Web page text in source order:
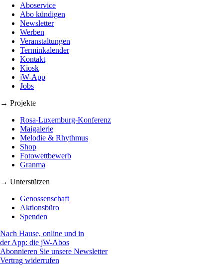
Aboservice
Abo kündigen
Newsletter
Werben
Veranstaltungen
Terminkalender
Kontakt
Kiosk
jW-App
Jobs
→ Projekte
Rosa-Luxemburg-Konferenz
Maigalerie
Melodie & Rhythmus
Shop
Fotowettbewerb
Granma
→ Unterstützen
Genossenschaft
Aktionsbüro
Spenden
Nach Hause, online und in
der App: die jW-Abos
Abonnieren Sie unsere Newsletter
Vertrag widerrufen